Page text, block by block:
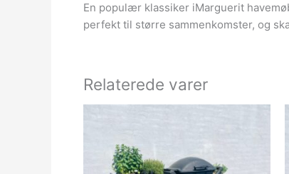
En populær klassiker iMarguerit
perfekt til større sammenkomster, og
Relaterede varer